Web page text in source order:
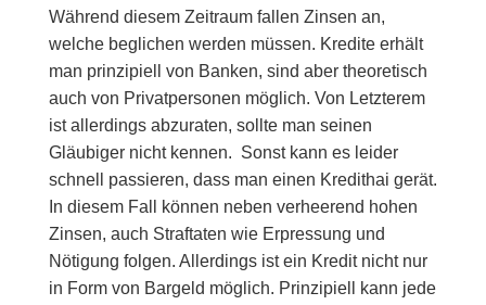
Während diesem Zeitraum fallen Zinsen an,
welche beglichen werden müssen. Kredite erhält
man prinzipiell von Banken, sind aber theoretisch
auch von Privatpersonen möglich. Von Letzterem
ist allerdings abzuraten, sollte man seinen
Gläubiger nicht kennen. Sonst kann es leider
schnell passieren, dass man einen Kredithai gerät.
In diesem Fall können neben verheerend hohen
Zinsen, auch Straftaten wie Erpressung und
Nötigung folgen. Allerdings ist ein Kredit nicht nur
in Form von Bargeld möglich. Prinzipiell kann jede